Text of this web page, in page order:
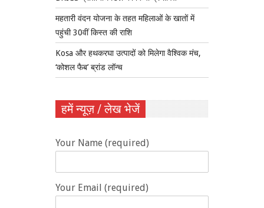
महतारी वंदन योजना के तहत महिलाओं के खातों में
पहुंची 30वीं किस्त की राशि
Kosa और हथकरघा उत्पादों को मिलेगा वैश्विक मंच,
‘कोशल फैब’ ब्रांड लॉन्च
हमें न्यूज़ / लेख भेजें
Your Name (required)
Your Email (required)